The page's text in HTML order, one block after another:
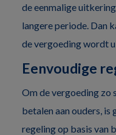
de eenmalige
langere periode. Dan
de vergoeding wordt
Eenvoudige
Om de vergoeding zo
betalen aan ouders, is
regeling op basis van